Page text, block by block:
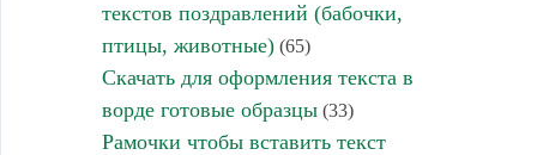
текстов поздравлений (бабочки,
птицы, животные)(65)
Скачать для оформления текста в
ворде готовые образцы(33)
Рамочки чтобы вставить текст